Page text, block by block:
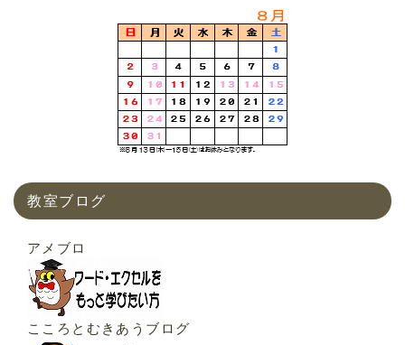
教室ブログ
アメブロ
こころとむきあうブログ